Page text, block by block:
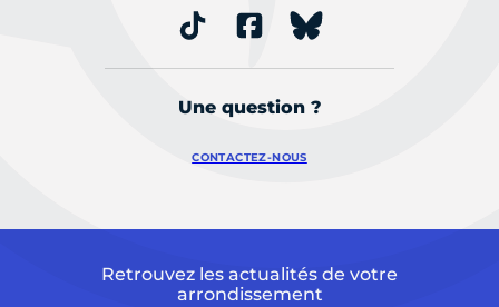
Une question ?
CONTACTEZ-NOUS
Retrouvez les actualités de votre
arrondissement